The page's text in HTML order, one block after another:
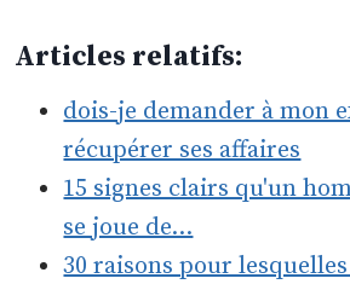
Articles relatifs:
dois-je demander à mon
récupérer ses affaires
15 signes clairs qu'un
se joue de…
30 raisons pour